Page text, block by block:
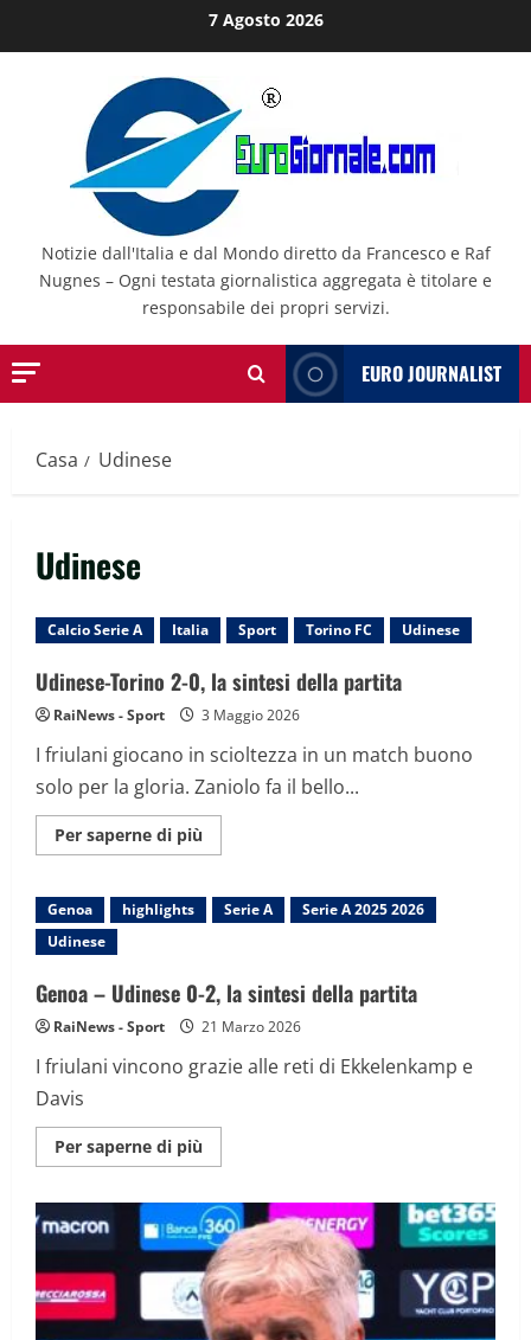
al
7 Agosto 2026
Notizie dall'Italia e dal Mondo diretto da Francesco e Raf
Nugnes – Ogni testata giornalistica aggregata è titolare e
responsabile dei propri servizi.
EURO JOURNALIST
Casa Udinese
Udinese
Calcio Serie A Italia Sport Torino FC Udinese
Udinese-Torino 2-0, la sintesi della partita
RaiNews - Sport 3 Maggio 2026
I friulani giocano in scioltezza in un match buono
solo per la gloria. Zaniolo fa il bello...
Per saperne di più
informazioni
Torino
della
partita
Genoa highlights Serie A
Serie A 2025 2026
Udinese
Genoa – Udinese 0-2, la sintesi della partita
RaiNews - Sport 21 Marzo 2026
I friulani vincono grazie alle reti di Ekkelenkamp e
Davis
Per saperne di più
informazioni
–
Udinese
0-
2,
la
sintesi
della
partita